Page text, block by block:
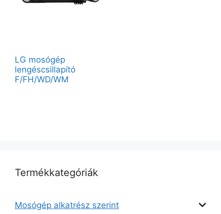
LG mosógép
lengéscsillapító
F/FH/WD/WM
Termékkategóriák
Mosógép alkatrész szerint